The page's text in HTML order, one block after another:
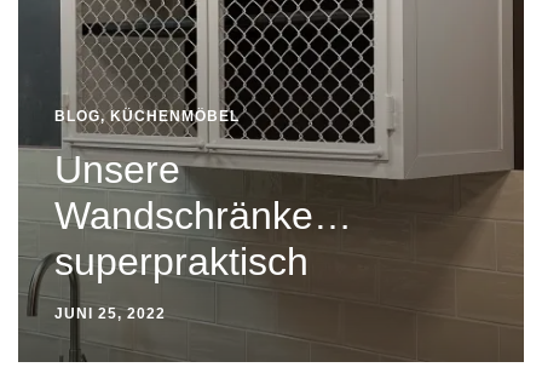
BLOG,KÜCHENMÖBEL
Unsere
Wandschränke…
superpraktisch
JUNI 25, 2022